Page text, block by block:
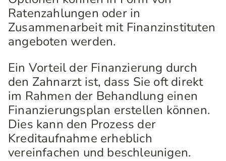
Ratenzahlungen oder in
Zusammenarbeit mit Finanzinstituten
angeboten werden.
Ein Vorteil der Finanzierung durch
den Zahnarzt ist, dass Sie oft direkt
im Rahmen der Behandlung einen
Finanzierungsplan erstellen können.
Dies kann den Prozess der
Kreditaufnahme erheblich
vereinfachen und beschleunigen.